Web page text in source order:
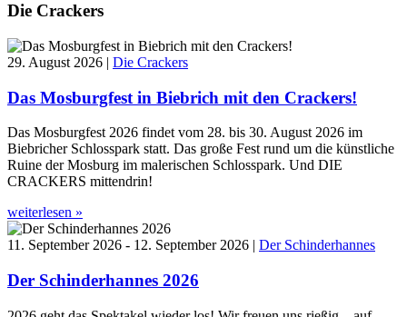
Die Crackers
29. August 2026 | Die Crackers
Das Mosburgfest in Biebrich mit den Crackers!
Das Mosburgfest 2026 findet vom 28. bis 30. August 2026 im
Biebricher Schlosspark statt. Das große Fest rund um die künstliche
Ruine der Mosburg im malerischen Schlosspark. Und DIE
CRACKERS mittendrin!
weiterlesen »
11. September 2026 - 12. September 2026 | Der Schinderhannes
Der Schinderhannes 2026